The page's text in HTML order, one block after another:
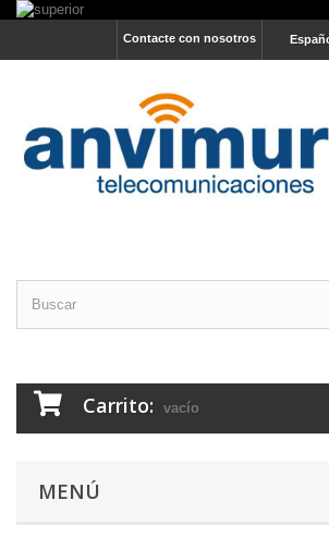
Contacte con nosotros
Carrito: vacío
MENÚ